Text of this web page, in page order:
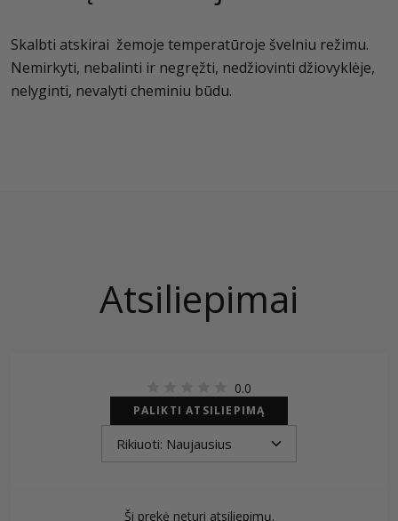
Skalbti atskirai žemoje temperatūroje švelniu režimu.
Nemirkyti, nebalinti ir negręžti, nedžiovinti džiovyklėje,
nelyginti, nevalyti cheminiu būdu.
Atsiliepimai
0.0
PALIKTI ATSILIEPIMĄ
Ši prekė neturi atsiliepimų.